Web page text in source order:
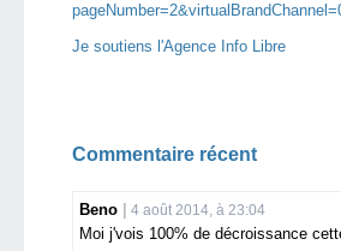
Je soutiens l'Agence Info Libre
Commentaire récent
Beno 4 août 2014, à 23:04
Moi j'vois 100% de décroissance